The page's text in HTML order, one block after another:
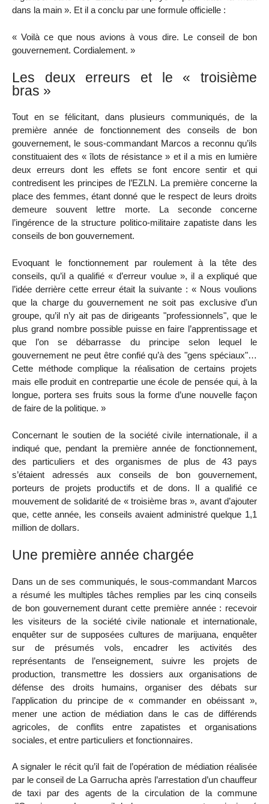
dans la main ». Et il a conclu par une formule officielle :
« Voilà ce que nous avions à vous dire. Le conseil de bon
gouvernement. Cordialement. »
Les deux erreurs et le « troisième
bras »
Tout en se félicitant, dans plusieurs communiqués, de la
première année de fonctionnement des conseils de bon
gouvernement, le sous-commandant Marcos a reconnu qu’ils
constituaient des « îlots de résistance » et il a mis en lumière
deux erreurs dont les effets se font encore sentir et qui
contredisent les principes de l’EZLN. La première concerne la
place des femmes, étant donné que le respect de leurs droits
demeure souvent lettre morte. La seconde concerne
l’ingérence de la structure politico-militaire zapatiste dans les
conseils de bon gouvernement.
Evoquant le fonctionnement par roulement à la tête des
conseils, qu’il a qualifié « d’erreur voulue », il a expliqué que
l’idée derrière cette erreur était la suivante : « Nous voulions
que la charge du gouvernement ne soit pas exclusive d’un
groupe, qu’il n’y ait pas de dirigeants "professionnels", que le
plus grand nombre possible puisse en faire l’apprentissage et
que l’on se débarrasse du principe selon lequel le
gouvernement ne peut être confié qu’à des "gens spéciaux"…
Cette méthode complique la réalisation de certains projets
mais elle produit en contrepartie une école de pensée qui, à la
longue, portera ses fruits sous la forme d’une nouvelle façon
de faire de la politique. »
Concernant le soutien de la société civile internationale, il a
indiqué que, pendant la première année de fonctionnement,
des particuliers et des organismes de plus de 43 pays
s’étaient adressés aux conseils de bon gouvernement,
porteurs de projets productifs et de dons. Il a qualifié ce
mouvement de solidarité de « troisième bras », avant d’ajouter
que, cette année, les conseils avaient administré quelque 1,1
million de dollars.
Une première année chargée
Dans un de ses communiqués, le sous-commandant Marcos
a résumé les multiples tâches remplies par les cinq conseils
de bon gouvernement durant cette première année : recevoir
les visiteurs de la société civile nationale et internationale,
enquêter sur de supposées cultures de marijuana, enquêter
sur de présumés vols, encadrer les activités des
représentants de l’enseignement, suivre les projets de
production, transmettre les dossiers aux organisations de
défense des droits humains, organiser des débats sur
l’application du principe de « commander en obéissant »,
mener une action de médiation dans le cas de différends
agricoles, de conflits entre zapatistes et organisations
sociales, et entre particuliers et fonctionnaires.
A signaler le récit qu’il fait de l’opération de médiation réalisée
par le conseil de La Garrucha après l’arrestation d’un chauffeur
de taxi par des agents de la circulation de la commune